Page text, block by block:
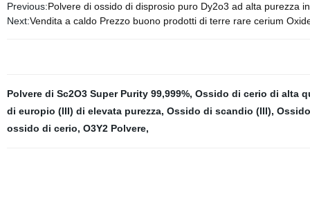
Previous:Polvere di ossido di disprosio puro Dy2o3 ad alta purezza
Next:Vendita a caldo Prezzo buono prodotti di terre rare cerium
Polvere di Sc2O3 Super Purity 99,999%, Ossido di cerio di alta
di europio (III) di elevata purezza, Ossido di scandio (III),
ossido di cerio, O3Y2 Polvere,